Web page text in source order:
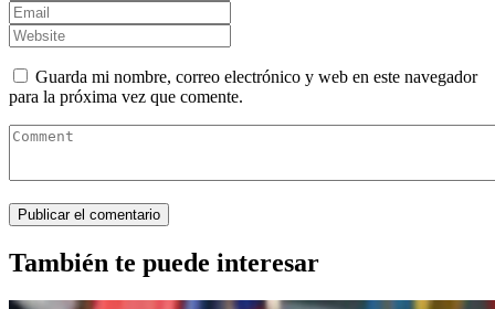
Guarda mi nombre, correo electrónico y web en este navegador
para la próxima vez que comente.
También te puede interesar